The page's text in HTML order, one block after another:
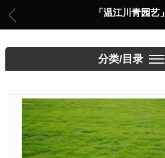
「温江川青园艺」
分类/目录